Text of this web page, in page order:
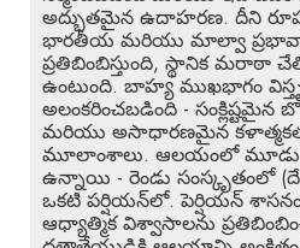
అద్భుతమైన ఉదాహరణ. దీని
భారతీయ మరియు మాల్వా
ప్రతిబింబిస్తుంది, స్థానిక మరాఠా
ఉంటుంది. బాహ్య ముఖభాగం
అలంకరించబడింది - సంక్లిష్టమైన
మరియు అసాధారణమైన
మూలాంశాలు. ఆలయంలో
ఉన్నాయి - రెండు సంస్కృతంలో
ఒకటి పర్షియన్‌లో. పెర్షియన్
ఆధ్యాత్మిక విశ్వాసాలను